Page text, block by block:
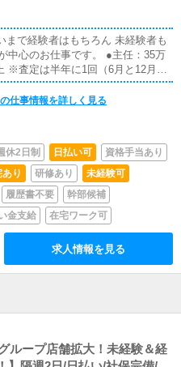
まで経験者はもちろん 未経験者も
中心のお仕事です。 ●主任：35万
※査定は半年に1回（6月と12月）
・管理職経験 ・営業・販売職経験
制作会社経験 特に上記の経歴を
の仕事情報を詳しく見る
休2日制 日払い可
資格手当あり
り 研修あり
未経験可
履歴書不要
幹部候補
金支給 在宅ワーク可
求人情報を見る
グループ店舗拡大！未経験＆経